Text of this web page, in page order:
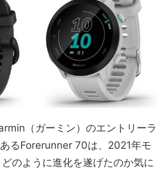
（ガーミン）のエントリーラ
るForerunner 70は、2021年モ
のように進化を遂げたのか気に